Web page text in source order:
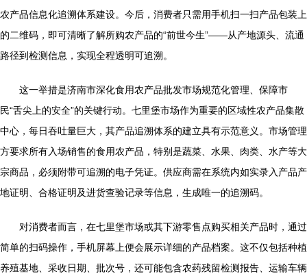
农产品信息化追溯体系建设。今后，消费者只需用手机扫一扫产品包装上
的二维码，即可清晰了解所购农产品的“前世今生”——从产地源头、流通
路径到检测信息，实现全程透明可追溯。
这一举措是济南市深化食用农产品批发市场规范化管理、保障市
民“舌尖上的安全”的关键行动。七里堡市场作为重要的区域性农产品集散
中心，每日吞吐量巨大，其产品追溯体系的建立具有示范意义。市场管理
方要求所有入场销售的食用农产品，特别是蔬菜、水果、肉类、水产等大
宗商品，必须附带可追溯的电子凭证。供应商需在系统内如实录入产品产
地证明、合格证明及进货查验记录等信息，生成唯一的追溯码。
对消费者而言，在七里堡市场或其下游零售点购买相关产品时，通过
简单的扫码操作，手机屏幕上便会展示详细的产品档案。这不仅包括种植
养殖基地、采收日期、批次号，还可能包含农药残留检测报告、运输车辆